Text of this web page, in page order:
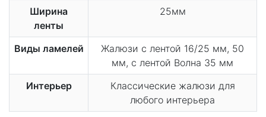
Ширина
ленты
25мм
Виды ламелей
Жалюзи с лентой 16/25 мм, 50
мм, с лентой Волна 35 мм
Интерьер
Классические жалюзи для
любого интерьера